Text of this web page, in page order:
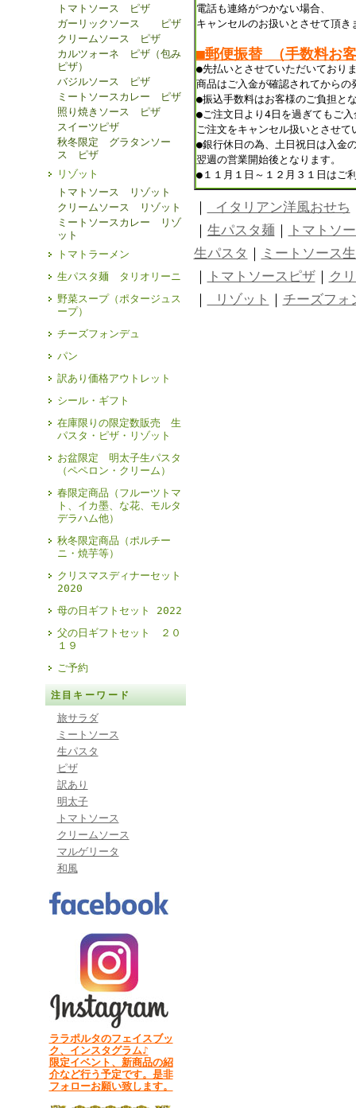
トマトソース ピザ
ガーリックソース ピザ
クリームソース ピザ
カルツォーネ ピザ（包み
ピザ）
バジルソース ピザ
ミートソースカレー ピザ
照り焼きソース ピザ
スイーツピザ
秋冬限定 グラタンソー
ス ピザ
リゾット
トマトソース リゾット
クリームソース リゾット
ミートソースカレー リゾ
ット
トマトラーメン
生パスタ麺 タリオリーニ
野菜スープ（ポタージュス
ープ）
チーズフォンデュ
パン
訳あり価格アウトレット
シール・ギフト
在庫限りの限定数販売 生
パスタ・ピザ・リゾット
お盆限定 明太子生パスタ
（ペペロン・クリーム）
春限定商品（フルーツトマ
ト、イカ墨、な花、モルタ
デラハム他）
秋冬限定商品（ポルチー
ニ・焼芋等）
クリスマスディナーセット
2020
母の日ギフトセット 2022
父の日ギフトセット ２０
１９
ご予約
注目キーワード
旅サラダ
ミートソース
生パスタ
ピザ
訳あり
明太子
トマトソース
クリームソース
マルゲリータ
和風
ララポルタのフェイスブッ
ク、インスタグラム♪
限定イベント、新商品の紹
介など行う予定です。是非
フォローお願い致します。
電話も連絡がつかない場合、
キャンセルのお扱いとさせて頂き
■郵便振替 （手数料お
●先払いとさせていただいており
商品はご入金が確認されてからの
●振込手数料はお客様のご負担と
●ご注文日より4日を過ぎてもご
ご注文をキャンセル扱いとさせて
●銀行休日の為、土日祝日は入金
翌週の営業開始後となります。
●１１月１日～１２月３１日はご
｜ イタリアン洋風おせち
｜ 生パスタ麺 ｜
トマトソ
生パスタ ｜ ミートソース
｜
トマトソースピザ｜ ク
｜
リゾット ｜ チーズフォ